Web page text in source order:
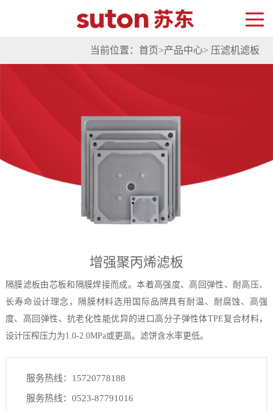
当前位置： 首页>产品中心> 压滤机滤板
增强聚丙烯滤板
隔膜滤板由芯板和隔膜焊接而成。本着高强度、高回弹性、耐高压、
长寿命设计理念，隔膜材料选用国际品牌具有耐温、耐腐蚀、高强
度、高回弹性、抗老化性能优异的进口高分子弹性体TPE复合材料，
设计压榨压力为1.0-2.0MPa或更高。滤饼含水率更低。
服务热线：15720778188
服务热线：0523-87791016